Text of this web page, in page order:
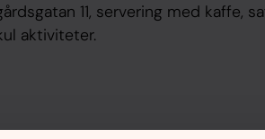
11, servering med kaffe,
aktiviteter.